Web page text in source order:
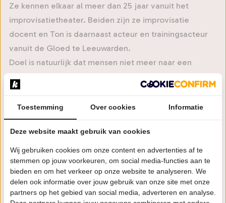
Ze kennen elkaar al meer dan 25 jaar vanuit het
improvisatietheater. Beiden zijn ze improvisatie
docent en Ton is daarnaast acteur en trainingsacteur
vanuit de Gloed te Leeuwarden.
Doel is natuurlijk dat mensen niet meer naar een
relatietherapeut of psycholoog hoeven en na een
avondje lachen de terminale serieusheid aan de dijk
zetten.
Eigenlijk spelen ze al de drie theatercolleges op vraag
of boeking.
‘Liefde en andere ongemakken’ natuurlijk over het wel
en wee in relatieland.
‘Aan tafel met je schoonmoeder’ over aanspreken als
het moeilijk wordt.
Toestemming Over cookies Informatie
Deze website maakt gebruik van cookies
Wij gebruiken cookies om onze content en advertenties af te
stemmen op jouw voorkeuren, om social media-functies aan te
bieden en om het verkeer op onze website te analyseren. We
delen ook informatie over jouw gebruik van onze site met onze
partners op het gebied van social media, adverteren en analyse.